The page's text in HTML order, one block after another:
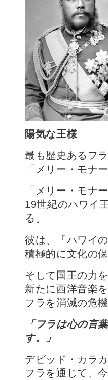
陽気な王様
最も歴史あるフ
「メリー・モナ
「メリー・モナ
19世紀のハワイ
る。
彼は、「ハワイ
積極的に文化の
そして国王の力
新たに西洋音楽
フラを消滅の危
「フラは心の言
す。」
デビッド・カラ
フラを通じて、